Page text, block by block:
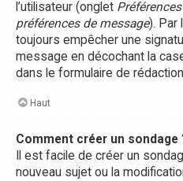
l’utilisateur (onglet
préférences de message). Par
toujours empêcher une
message en décochant la
dans le formulaire de
Haut
Comment créer un sondage
Il est facile de créer un
nouveau sujet ou la